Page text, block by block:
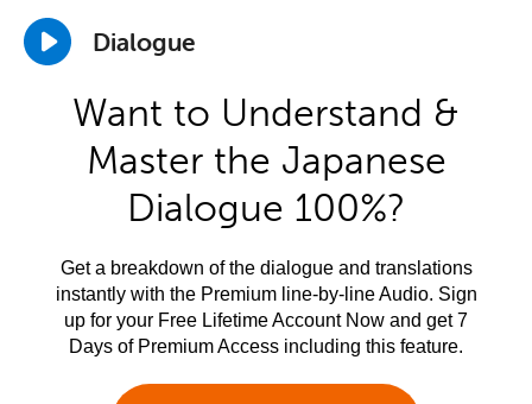
Dialogue
Want to Understand &
Master the Japanese
Dialogue 100%?
Get a breakdown of the dialogue and translations
instantly with the Premium line-by-line Audio. Sign
up for your Free Lifetime Account Now and get 7
Days of Premium Access including this feature.